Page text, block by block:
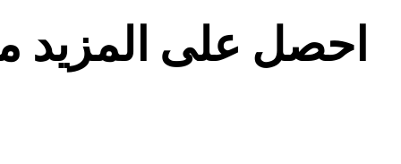
احصل على المزيد